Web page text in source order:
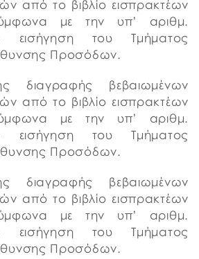
από το βιβλίο εισπρακτέων
με την υπ’ αριθμ.
εισήγηση του Τμήματος
Προσόδων.
διαγραφής βεβαιωμένων
από το βιβλίο εισπρακτέων
με την υπ’ αριθμ.
εισήγηση του Τμήματος
Προσόδων.
διαγραφής βεβαιωμένων
από το βιβλίο εισπρακτέων
με την υπ’ αριθμ.
εισήγηση του Τμήματος
Προσόδων.